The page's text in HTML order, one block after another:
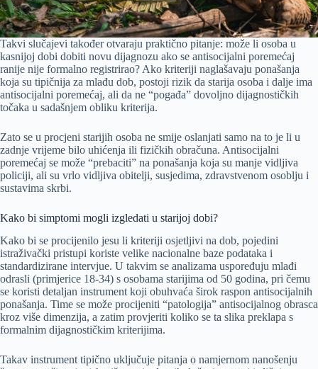
Takvi slučajevi također otvaraju praktično pitanje: može li osoba u
kasnijoj dobi dobiti novu dijagnozu ako se antisocijalni poremećaj
ranije nije formalno registrirao? Ako kriteriji naglašavaju ponašanja
koja su tipičnija za mlađu dob, postoji rizik da starija osoba i dalje ima
antisocijalni poremećaj, ali da ne “pogađa” dovoljno dijagnostičkih
točaka u sadašnjem obliku kriterija.
Zato se u procjeni starijih osoba ne smije oslanjati samo na to je li u
zadnje vrijeme bilo uhićenja ili fizičkih obračuna. Antisocijalni
poremećaj se može “prebaciti” na ponašanja koja su manje vidljiva
policiji, ali su vrlo vidljiva obitelji, susjedima, zdravstvenom osoblju i
sustavima skrbi.
Kako bi simptomi mogli izgledati u starijoj dobi?
Kako bi se procijenilo jesu li kriteriji osjetljivi na dob, pojedini
istraživački pristupi koriste velike nacionalne baze podataka i
standardizirane intervjue. U takvim se analizama uspoređuju mlađi
odrasli (primjerice 18-34) s osobama starijima od 50 godina, pri čemu
se koristi detaljan instrument koji obuhvaća širok raspon antisocijalnih
ponašanja. Time se može procijeniti “patologija” antisocijalnog obrasca
kroz više dimenzija, a zatim provjeriti koliko se ta slika preklapa s
formalnim dijagnostičkim kriterijima.
Takav instrument tipično uključuje pitanja o namjernom nanošenju